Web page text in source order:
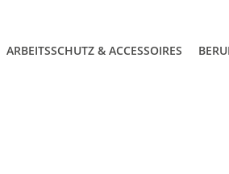
ARBEITSSCHUTZ & ACCESSOIRES